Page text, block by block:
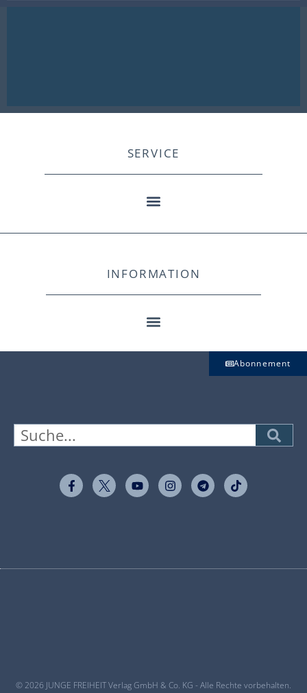
SERVICE
INFORMATION
Abonnement
© 2026 JUNGE FREIHEIT Verlag GmbH & Co. KG - Alle Rechte vorbehalten.